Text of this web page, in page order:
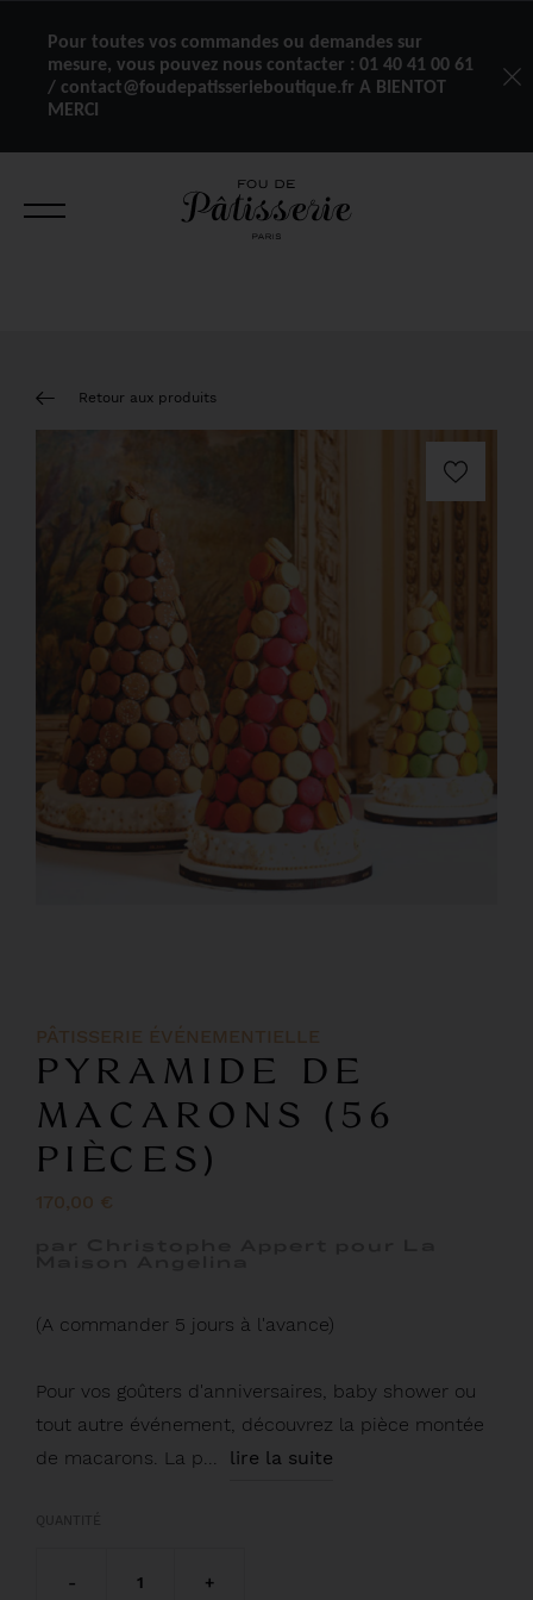
Pour toutes vos commandes ou demandes sur
mesure, vous pouvez nous contacter : 01 40 41 00 61
/ contact@foudepatisserieboutique.fr A BIENTOT
MERCI
Retour aux produits
PÂTISSERIE ÉVÉNEMENTIELLE
PYRAMIDE DE
MACARONS (56
PIÈCES)
170,00 €
(A commander 5 jours à l'avance)
Pour vos goûters d'anniversaires, baby shower ou
tout autre événement, découvrez la pièce montée
de macarons. La p... lire la suite
- 1 +